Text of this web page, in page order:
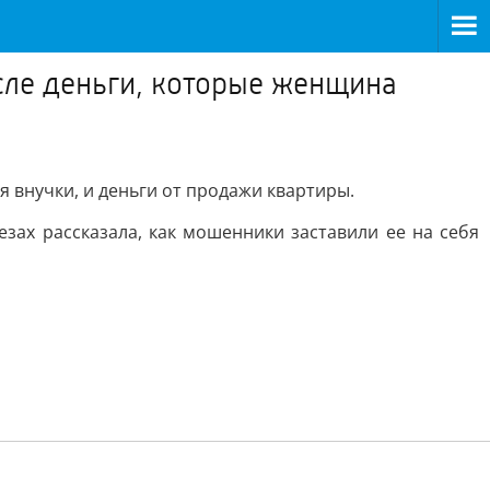
деньги, которые женщина
и деньги от продажи квартиры.
рассказала, как мошенники заставили ее на себя